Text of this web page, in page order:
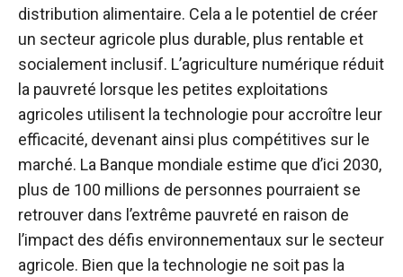
distribution alimentaire. Cela a le potentiel de créer
un secteur agricole plus durable, plus rentable et
socialement inclusif. L’agriculture numérique réduit
la pauvreté lorsque les petites exploitations
agricoles utilisent la technologie pour accroître leur
efficacité, devenant ainsi plus compétitives sur le
marché. La Banque mondiale estime que d’ici 2030,
plus de 100 millions de personnes pourraient se
retrouver dans l’extrême pauvreté en raison de
l’impact des défis environnementaux sur le secteur
agricole. Bien que la technologie ne soit pas la